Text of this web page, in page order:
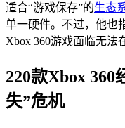
适合“游戏保存”的生态
单一硬件。不过，他也
Xbox 360游戏面临无法
220款Xbox 360
失”危机